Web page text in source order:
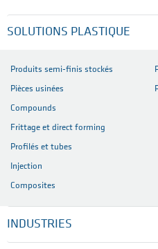
SOLUTIONS PLASTIQUE
Produits semi-finis stockés
Pièces usinées
Compounds
Frittage et direct forming
Profilés et tubes
Injection
Composites
INDUSTRIES